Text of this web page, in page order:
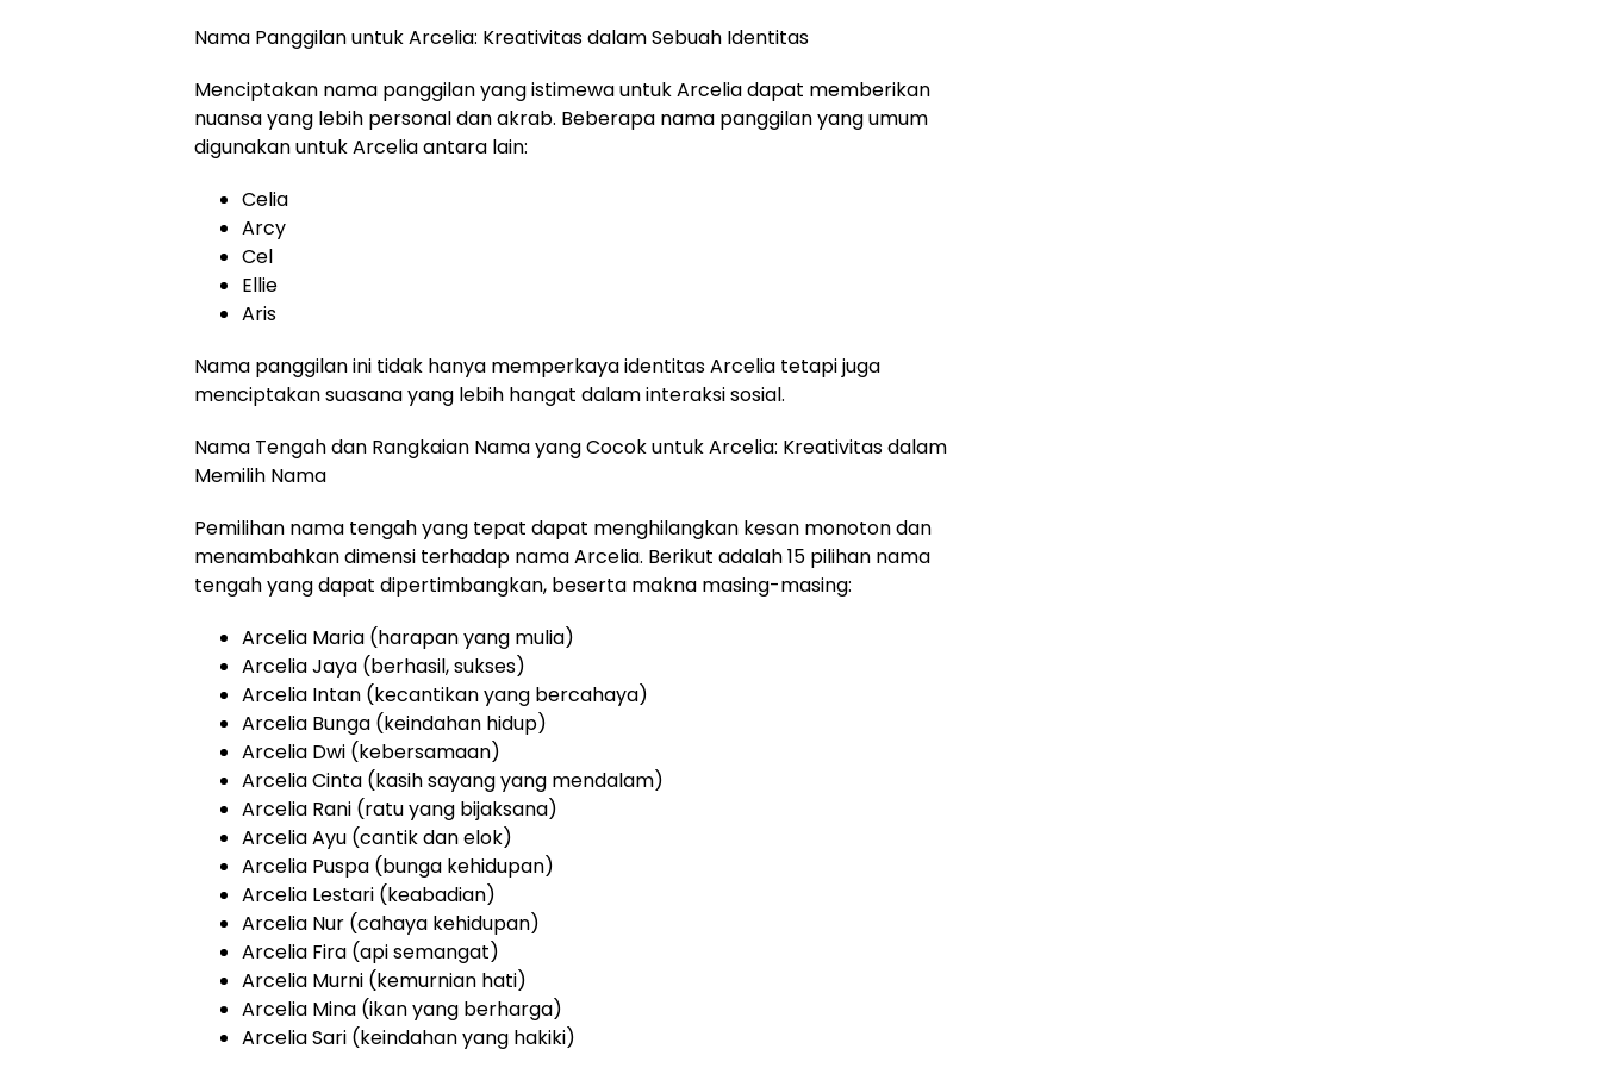
Nama Panggilan untuk Arcelia: Kreativitas dalam Sebuah Identitas
Menciptakan nama panggilan yang istimewa untuk Arcelia dapat memberikan
nuansa yang lebih personal dan akrab. Beberapa nama panggilan yang umum
digunakan untuk Arcelia antara lain:
Celia
Arcy
Cel
Ellie
Aris
Nama panggilan ini tidak hanya memperkaya identitas Arcelia tetapi juga
menciptakan suasana yang lebih hangat dalam interaksi sosial.
Nama Tengah dan Rangkaian Nama yang Cocok untuk Arcelia: Kreativitas dalam
Memilih Nama
Pemilihan nama tengah yang tepat dapat menghilangkan kesan monoton dan
menambahkan dimensi terhadap nama Arcelia. Berikut adalah 15 pilihan nama
tengah yang dapat dipertimbangkan, beserta makna masing-masing:
Arcelia Maria (harapan yang mulia)
Arcelia Jaya (berhasil, sukses)
Arcelia Intan (kecantikan yang bercahaya)
Arcelia Bunga (keindahan hidup)
Arcelia Dwi (kebersamaan)
Arcelia Cinta (kasih sayang yang mendalam)
Arcelia Rani (ratu yang bijaksana)
Arcelia Ayu (cantik dan elok)
Arcelia Puspa (bunga kehidupan)
Arcelia Lestari (keabadian)
Arcelia Nur (cahaya kehidupan)
Arcelia Fira (api semangat)
Arcelia Murni (kemurnian hati)
Arcelia Mina (ikan yang berharga)
Arcelia Sari (keindahan yang hakiki)